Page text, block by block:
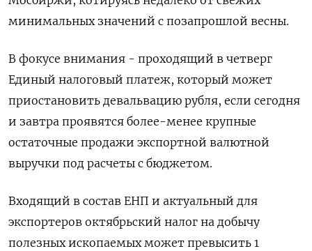
минимальных значений с позапрошлой весны.
В фокусе внимания - проходящий в четверг
Единый налоговый платеж, который может
приостановить девальвацию рубля, если сегодня
и завтра проявятся более-менее крупные
остаточные продажи экспортной валютной
выручки под расчеты с бюджетом.
Входящий в состав ЕНП и актуальный для
экспортеров октябрьский налог на добычу
полезных ископаемых может превысить 1